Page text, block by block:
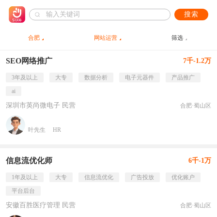
搜索
合肥 网站运营 筛选
SEO网络推广 7千-1.2万
3年及以上 大专 数据分析 电子元器件
产品推广
ai
深圳市英尚微电子 民营 合肥·蜀山区
叶先生 HR
信息流优化师 6千-1万
1年及以上 大专 信息流优化 广告投放
优化账户
平台后台
安徽百胜医疗管理 民营 合肥·蜀山区